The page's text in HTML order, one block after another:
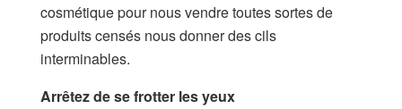
cosmétique pour nous vendre toutes sortes de
produits censés nous donner des cils
interminables.
Arrêtez de se frotter les yeux